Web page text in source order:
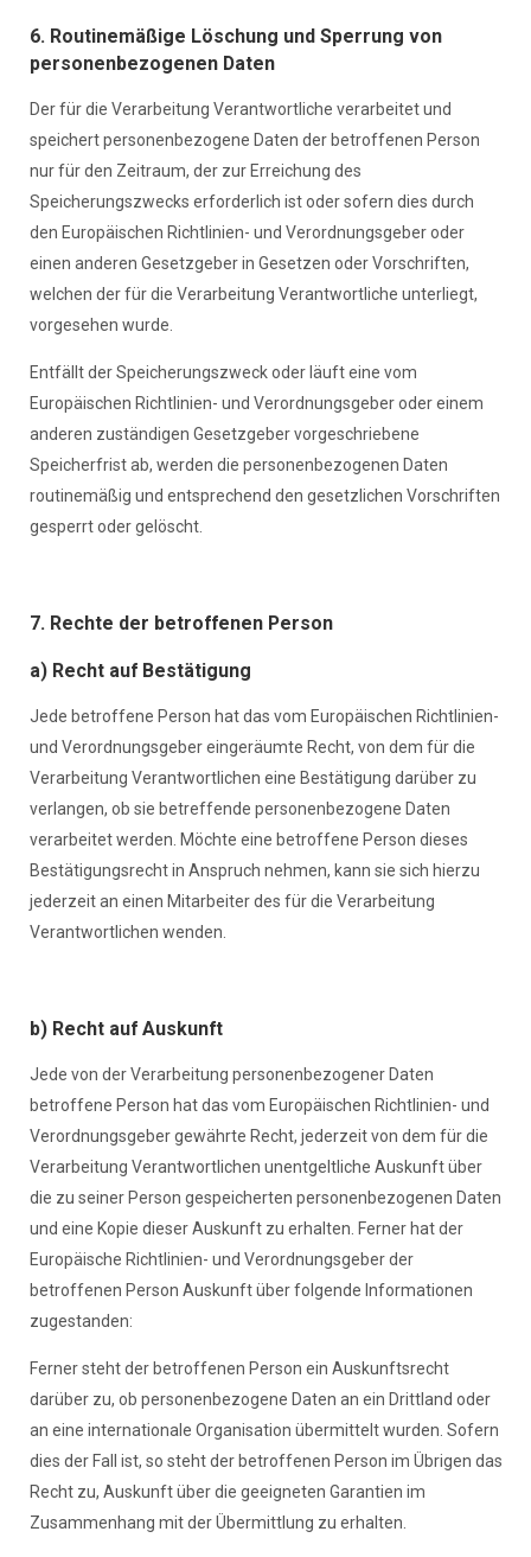
6. Routinemäßige Löschung und Sperrung von
personenbezogenen Daten
Der für die Verarbeitung Verantwortliche verarbeitet und
speichert personenbezogene Daten der betroffenen Person
nur für den Zeitraum, der zur Erreichung des
Speicherungszwecks erforderlich ist oder sofern dies durch
den Europäischen Richtlinien- und Verordnungsgeber oder
einen anderen Gesetzgeber in Gesetzen oder Vorschriften,
welchen der für die Verarbeitung Verantwortliche unterliegt,
vorgesehen wurde.
Entfällt der Speicherungszweck oder läuft eine vom
Europäischen Richtlinien- und Verordnungsgeber oder einem
anderen zuständigen Gesetzgeber vorgeschriebene
Speicherfrist ab, werden die personenbezogenen Daten
routinemäßig und entsprechend den gesetzlichen Vorschriften
gesperrt oder gelöscht.
7. Rechte der betroffenen Person
a) Recht auf Bestätigung
Jede betroffene Person hat das vom Europäischen Richtlinien-
und Verordnungsgeber eingeräumte Recht, von dem für die
Verarbeitung Verantwortlichen eine Bestätigung darüber zu
verlangen, ob sie betreffende personenbezogene Daten
verarbeitet werden. Möchte eine betroffene Person dieses
Bestätigungsrecht in Anspruch nehmen, kann sie sich hierzu
jederzeit an einen Mitarbeiter des für die Verarbeitung
Verantwortlichen wenden.
b) Recht auf Auskunft
Jede von der Verarbeitung personenbezogener Daten
betroffene Person hat das vom Europäischen Richtlinien- und
Verordnungsgeber gewährte Recht, jederzeit von dem für die
Verarbeitung Verantwortlichen unentgeltliche Auskunft über
die zu seiner Person gespeicherten personenbezogenen Daten
und eine Kopie dieser Auskunft zu erhalten. Ferner hat der
Europäische Richtlinien- und Verordnungsgeber der
betroffenen Person Auskunft über folgende Informationen
zugestanden:
Ferner steht der betroffenen Person ein Auskunftsrecht
darüber zu, ob personenbezogene Daten an ein Drittland oder
an eine internationale Organisation übermittelt wurden. Sofern
dies der Fall ist, so steht der betroffenen Person im Übrigen das
Recht zu, Auskunft über die geeigneten Garantien im
Zusammenhang mit der Übermittlung zu erhalten.